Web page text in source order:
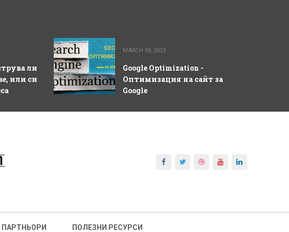
ли
или си
MARCH 08, 2023
Google Optimization -
Оптимизация на сайт за
Google
ПАРТНЬОРИ ПОЛЕЗНИ РЕСУРСИ